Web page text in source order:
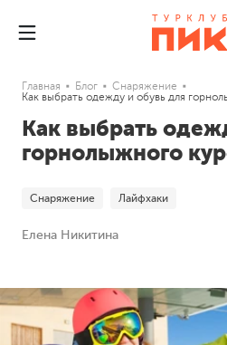
Главная Блог
Снаряжение
Как выбрать одежду и обувь для
Как выбрать
горнолыжного
Снаряжение Лайфхаки
Елена Никитина